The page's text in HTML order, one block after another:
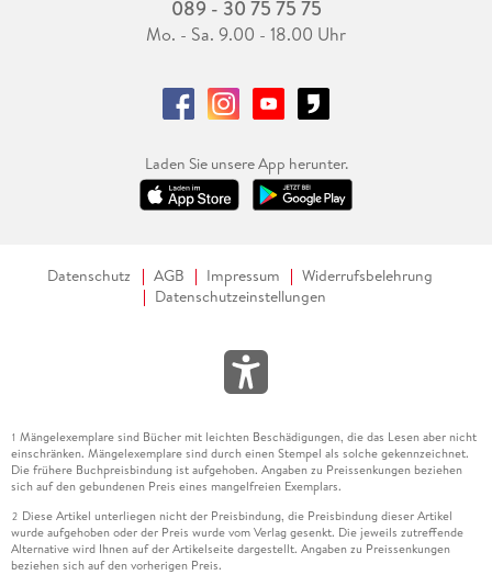
089 - 30 75 75 75
Mo. - Sa. 9.00 - 18.00 Uhr
Laden Sie unsere App herunter.
Datenschutz AGB Impressum
Widerrufsbelehrung
Datenschutzeinstellungen
1 Mängelexemplare sind Bücher mit leichten Beschädigungen, die das Lesen aber nicht
einschränken. Mängelexemplare sind durch einen Stempel als solche gekennzeichnet.
Die frühere Buchpreisbindung ist aufgehoben. Angaben zu Preissenkungen beziehen
sich auf den gebundenen Preis eines mangelfreien Exemplars.
2 Diese Artikel unterliegen nicht der Preisbindung, die Preisbindung dieser Artikel
wurde aufgehoben oder der Preis wurde vom Verlag gesenkt. Die jeweils zutreffende
Alternative wird Ihnen auf der Artikelseite dargestellt. Angaben zu Preissenkungen
beziehen sich auf den vorherigen Preis.